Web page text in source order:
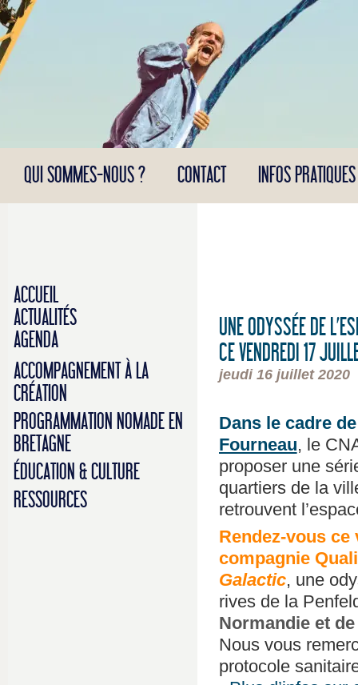
Panneau de gestion des cookies
QUI SOMMES-NOUS ? CONTACT INFOS PRATIQUES
ACCUEIL
ACTUALITÉS
AGENDA
ACCOMPAGNEMENT À LA
CRÉATION
PROGRAMMATION NOMADE EN
BRETAGNE
ÉDUCATION & CULTURE
RESSOURCES
UNE ODYSSÉE DE
CE VENDREDI 17
jeudi 16 juillet 2020
Dans le cadre
Fourneau, le
proposer une
quartiers de la
retrouvent
Rendez-vous ce
compagnie
Galactic, une
rives de la
Normandie et
Nous vous
protocole